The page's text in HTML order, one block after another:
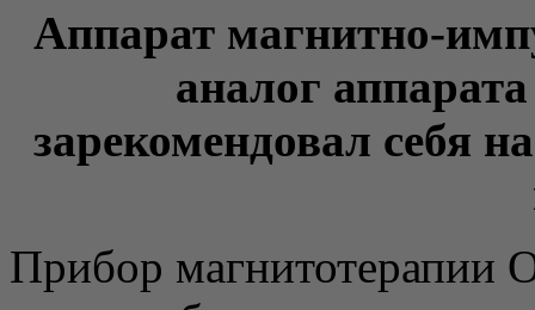
Аппарат магнитно-
аналог
зарекомендовал себя
Прибор магнитотерапии